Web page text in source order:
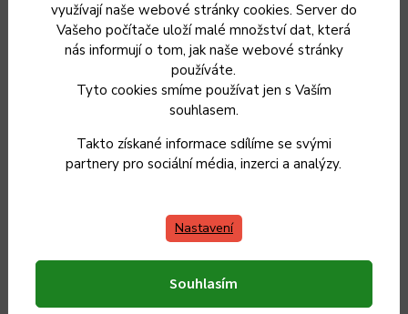
využívají naše webové stránky cookies. Server do
Vašeho počítače uloží malé množství dat, která
nás informují o tom, jak naše webové stránky
používáte.
Tyto cookies smíme používat jen s Vaším
souhlasem.
Takto získané informace sdílíme se svými
partnery pro sociální média, inzerci a analýzy.
Nastavení
Souhlasím
Hrnec s poklicí KOLIMAX COMFORT GREEN 22 cm, 5,5 l
1 776 Kč bez DPH
2 149 Kč
Český výrobek